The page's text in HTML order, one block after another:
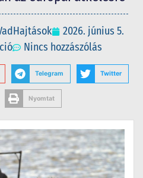
2026. június 5.
Nincs hozzászólás
Telegram Twitter
Nyomtat